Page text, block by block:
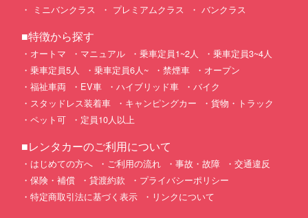
ミニバンクラス
プレミアムクラス バンクラス
■特徴から探す
オートマ マニュアル 乗車定員1~2人
乗車定員3~4人
乗車定員5人
乗車定員6人~ 禁煙車
オープン
福祉車両
EV車 ハイブリッド車
バイク
スタッドレス装着車
キャンピングカー
貨物・トラック
ペット可
定員10人以上
■レンタカーのご利用について
はじめての方へ ご利用の流れ 事故・故障
交通違反
保険・補償
貸渡約款
プライバシーポリシー
特定商取引法に基づく表示
リンクについて